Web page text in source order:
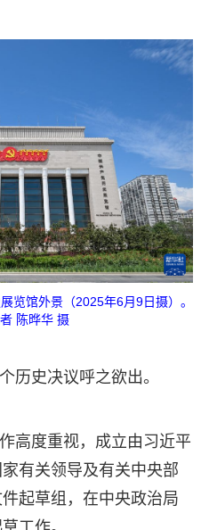
览馆外景（2025年6月9日摄）。
陈晔华 摄
历史决议呼之欲出。
高度重视，成立由习近平
有关领导及有关中央部
起草组，在中央政治局